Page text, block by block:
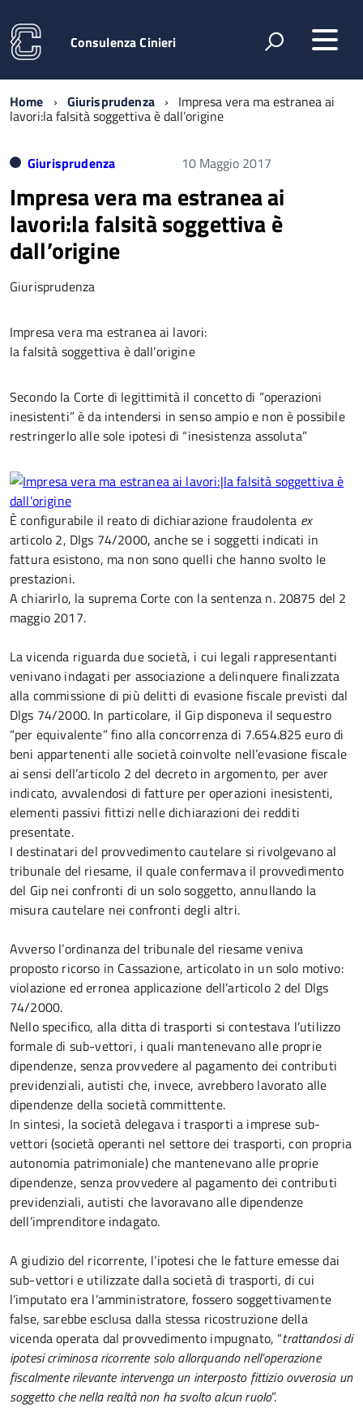
Consulenza Cinieri
Home Giurisprudenza Impresa vera ma estranea ai
lavori:la falsità soggettiva è dall’origine
Giurisprudenza 10 Maggio 2017
Impresa vera ma estranea ai
lavori:la falsità soggettiva è
dall’origine
Giurisprudenza
Impresa vera ma estranea ai lavori:
la falsità soggettiva è dall’origine
Secondo la Corte di legittimità il concetto di “operazioni
inesistenti” è da intendersi in senso ampio e non è possibile
restringerlo alle sole ipotesi di “inesistenza assoluta”
È configurabile il reato di dichiarazione fraudolenta ex
articolo 2, Dlgs 74/2000, anche se i soggetti indicati in
fattura esistono, ma non sono quelli che hanno svolto le
prestazioni.
A chiarirlo, la suprema Corte con la sentenza n. 20875 del 2
maggio 2017.
La vicenda riguarda due società, i cui legali rappresentanti
venivano indagati per associazione a delinquere finalizzata
alla commissione di più delitti di evasione fiscale previsti dal
Dlgs 74/2000. In particolare, il Gip disponeva il sequestro
“per equivalente” fino alla concorrenza di 7.654.825 euro di
beni appartenenti alle società coinvolte nell’evasione fiscale
ai sensi dell’articolo 2 del decreto in argomento, per aver
indicato, avvalendosi di fatture per operazioni inesistenti,
elementi passivi fittizi nelle dichiarazioni dei redditi
presentate.
I destinatari del provvedimento cautelare si rivolgevano al
tribunale del riesame, il quale confermava il provvedimento
del Gip nei confronti di un solo soggetto, annullando la
misura cautelare nei confronti degli altri.
Avverso l’ordinanza del tribunale del riesame veniva
proposto ricorso in Cassazione, articolato in un solo motivo:
violazione ed erronea applicazione dell’articolo 2 del Dlgs
74/2000.
Nello specifico, alla ditta di trasporti si contestava l’utilizzo
formale di sub-vettori, i quali mantenevano alle proprie
dipendenze, senza provvedere al pagamento dei contributi
previdenziali, autisti che, invece, avrebbero lavorato alle
dipendenze della società committente.
In sintesi, la società delegava i trasporti a imprese sub-
vettori (società operanti nel settore dei trasporti, con propria
autonomia patrimoniale) che mantenevano alle proprie
dipendenze, senza provvedere al pagamento dei contributi
previdenziali, autisti che lavoravano alle dipendenze
dell’imprenditore indagato.
A giudizio del ricorrente, l’ipotesi che le fatture emesse dai
sub-vettori e utilizzate dalla società di trasporti, di cui
l’imputato era l’amministratore, fossero soggettivamente
false, sarebbe esclusa dalla stessa ricostruzione della
vicenda operata dal provvedimento impugnato, “trattandosi di
ipotesi criminosa ricorrente solo allorquando nell’operazione
fiscalmente rilevante intervenga un interposto fittizio ovverosia un
soggetto che nella realtà non ha svolto alcun ruolo”.